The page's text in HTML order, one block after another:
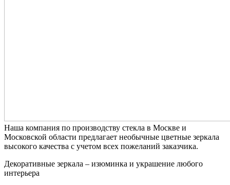
Наша компания по производству стекла в Москве и
Московской области предлагает необычные цветные зеркала
высокого качества с учетом всех пожеланий заказчика.
Декоративные зеркала – изюминка и украшение любого
интерьера